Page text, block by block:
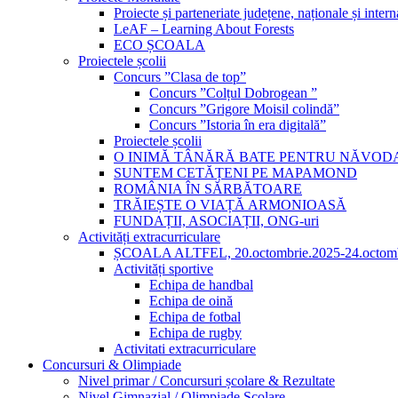
Proiecte și parteneriate județene, naționale și
LeAF – Learning About Forests
ECO ȘCOALA
Proiectele școlii
Concurs ”Clasa de top”
Concurs ”Colțul Dobrogean ”
Concurs ”Grigore Moisil colindă”
Concurs ”Istoria în era digitală”
Proiectele școlii
O INIMĂ TÂNĂRĂ BATE PENTRU
SUNTEM CETĂȚENI PE MAPAMOND
ROMÂNIA ÎN SĂRBĂTOARE
TRĂIEȘTE O VIAȚĂ ARMONIOASĂ
FUNDAȚII, ASOCIAȚII, ONG-uri
Activități extracurriculare
ȘCOALA ALTFEL, 20.octombrie.2025-
Activități sportive
Echipa de handbal
Echipa de oină
Echipa de fotbal
Echipa de rugby
Activitati extracurriculare
Concursuri & Olimpiade
Nivel primar / Concursuri școlare & Rezultate